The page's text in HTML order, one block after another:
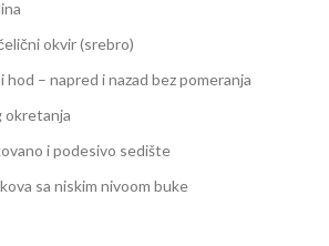
okvir (srebro)
– napred i nazad bez pomeranja
okretanja
i podesivo sedište
sa niskim nivoom buke